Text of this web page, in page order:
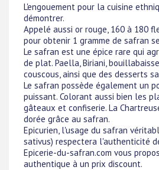
L'engouement pour la cuisine
démontrer.
Appelé aussi or rouge, 160 à 180
pour obtenir 1 gramme de safran
Le safran est une épice rare qui
de plat. Paella, Biriani,
couscous, ainsi que des desserts
Le safran possède également un
puissant. Colorant aussi bien les
gâteaux et confiserie. La
dorée grâce au safran.
Epicurien, l'usage du safran
sativus) respectera l'authenticité
Epicerie-du-safran.com vous
authentique à un prix discount.